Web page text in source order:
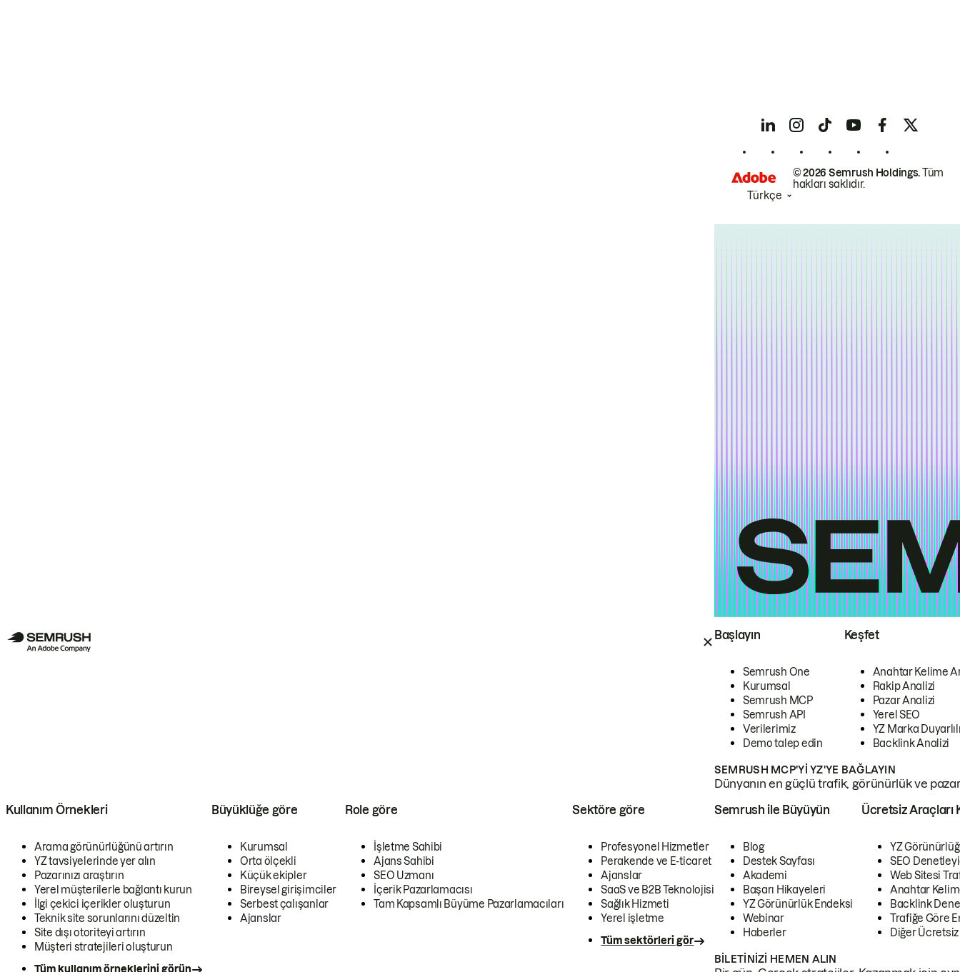
Başlayın
Semrush One
Kurumsal
Semrush MCP
Semrush API
Verilerimiz
Demo talep edin
Keşfet
Anahtar Kelime
Rakip Analizi
Pazar Analizi
Yerel SEO
YZ Marka
Backlink Analizi
SEMRUSH MCP'YI YZ'YE BAĞLAYIN
Dünyanın en güçlü trafik, görünürlük ve
Kullanım Örnekleri
Arama görünürlüğünü artırın
YZ tavsiyelerinde yer alın
Pazarınızı araştırın
Yerel müşterilerle bağlantı kurun
İlgi çekici içerikler oluşturun
Teknik site sorunlarını düzeltin
Site dışı otoriteyi artırın
Müşteri stratejileri oluşturun
Tüm kullanım örneklerini görün
Büyüklüğe göre
Kurumsal
Orta ölçekli
Küçük ekipler
Bireysel girişimciler
Serbest çalışanlar
Ajanslar
Role göre
İşletme Sahibi
Ajans Sahibi
SEO Uzmanı
İçerik Pazarlamacısı
Tam Kapsamlı Büyüme Pazarlamacıları
Sektöre göre
Profesyonel Hizmetler
Perakende ve E-ticaret
Ajanslar
SaaS ve B2B Teknolojisi
Sağlık Hizmeti
Yerel işletme
Tüm sektörleri gör
Semrush ile Büyüyün
Blog
Destek Sayfası
Akademi
Başarı Hikayeleri
YZ Görünürlük Endeksi
Webinar
Haberler
Ücretsiz Araçları
YZ
SEO
Web Sitesi
Anahtar
Backlink
Trafiğe Göre
Diğer
BILETINIZI HEMEN ALIN
© 2026 Semrush Holdings.Tüm
hakları saklıdır.
Türkçe